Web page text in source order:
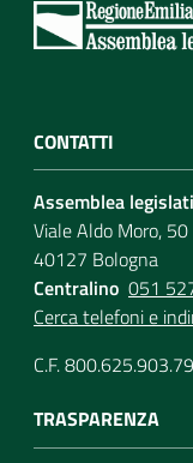
CONTATTI
Assemblea
Viale Aldo Moro, 50
40127 Bologna
Centralino 051
Cerca telefoni e
C.F. 800.625.903.79
TRASPARENZA